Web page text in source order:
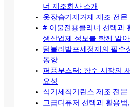
너 제조회사 소개
옷장습기제거제 제조 전문
# 이불전용클리너 선택과
생산업체 정보를 함께 알아
텀블러발포세정제의 필수
동향
퍼퓸부스터: 향수 시장의
요성
식기세척기린스 제조 전문
고급디퓨저 선택과 활용법